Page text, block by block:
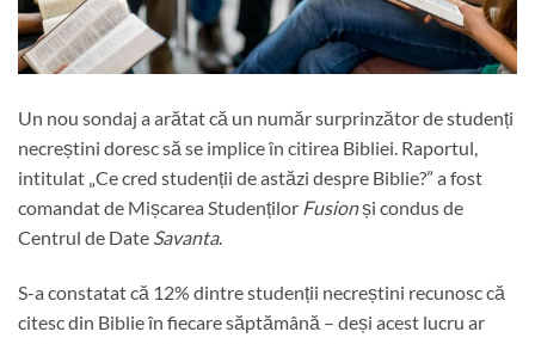
Un nou sondaj a arătat că un număr surprinzător de studenți
necreștini doresc să se implice în citirea Bibliei. Raportul,
intitulat „Ce cred studenții de astăzi despre Biblie?” a fost
comandat de Mișcarea Studenților Fusionși condus de
Centrul de Date Savanta.
S-a constatat că 12% dintre studenții necreștini recunosc că
citesc din Biblie în fiecare săptămână – deși acest lucru ar